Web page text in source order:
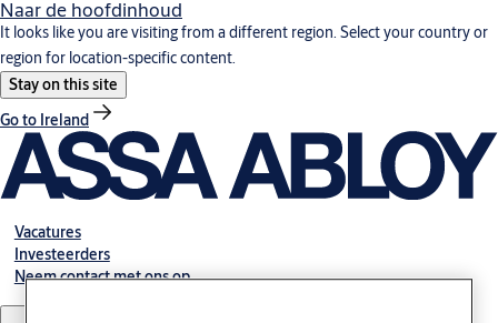
Naar de hoofdinhoud
It looks like you are visiting from a different region. Select your country or
region for location-specific content.
Stay on this site
Go to Ireland
Vacatures
Investeerders
Neem contact met ons op